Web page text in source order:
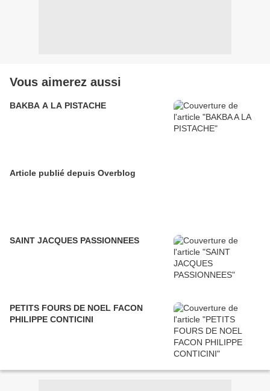
Vous aimerez aussi
BAKBA A LA PISTACHE
Article publié depuis Overblog
SAINT JACQUES PASSIONNEES
PETITS FOURS DE NOEL FACON
PHILIPPE CONTICINI